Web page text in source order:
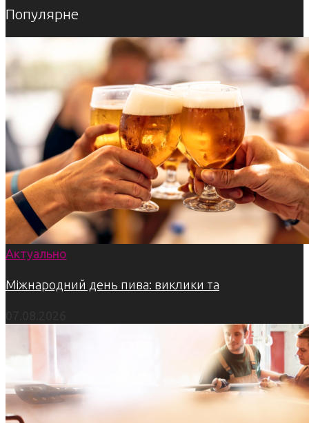
Популярне
Актуально
Міжнародний день пива: виклики та